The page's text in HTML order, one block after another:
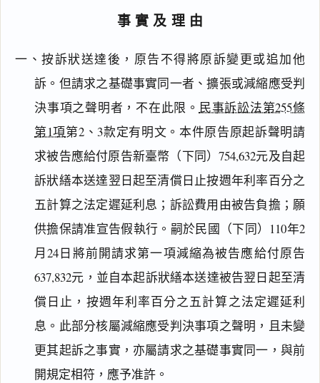
事實及理由
一、按訴狀送達後，原告不得將原訴變更或追加他
訴。但請求之基礎事實同一者、擴張或減縮應受判
決事項之聲明者，不在此限。 民事訴訟法第255條
第1項第2、3款定有明文。本件原告原起訴聲明請
求被告應給付原告新臺幣（下同）754,632元及自起
訴狀繕本送達翌日起至清償日止按週年利率百分之
五計算之法定遲延利息；訴訟費用由被告負擔；願
供擔保請准宣告假執行。嗣於民國（下同）110年2
月24日將前開請求第一項減縮為被告應給付原告
637,832元，並自本起訴狀繕本送達被告翌日起至清
償日止，按週年利率百分之五計算之法定遲延利
息。此部分核屬減縮應受判決事項之聲明，且未變
更其起訴之事實，亦屬請求之基礎事實同一，與前
開規定相符，應予准許。